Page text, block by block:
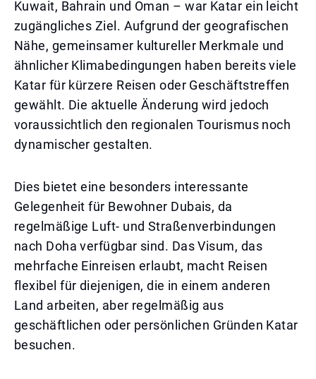
Kuwait, Bahrain und Oman – war Katar ein leicht
zugängliches Ziel. Aufgrund der geografischen
Nähe, gemeinsamer kultureller Merkmale und
ähnlicher Klimabedingungen haben bereits viele
Katar für kürzere Reisen oder Geschäftstreffen
gewählt. Die aktuelle Änderung wird jedoch
voraussichtlich den regionalen Tourismus noch
dynamischer gestalten.
Dies bietet eine besonders interessante
Gelegenheit für Bewohner Dubais, da
regelmäßige Luft- und Straßenverbindungen
nach Doha verfügbar sind. Das Visum, das
mehrfache Einreisen erlaubt, macht Reisen
flexibel für diejenigen, die in einem anderen
Land arbeiten, aber regelmäßig aus
geschäftlichen oder persönlichen Gründen Katar
besuchen.